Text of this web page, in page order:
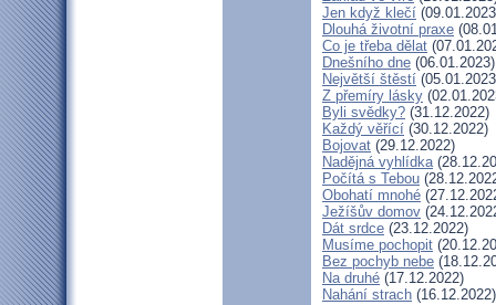
Jen když klečí
Dlouhá životní praxe
Co je třeba dělat
Dnešního dne (06.01.2023)
Největší štěstí
Z přemíry lásky
Byli svědky? (31.12.2022)
Každý věřící (30.12.2022)
Bojovat (29.12.2022)
Nadějná vyhlídka
Počítá s Tebou
Obohatí mnohé
Ježíšův domov
Dát srdce (23.12.2022)
Musíme pochopit
Bez pochyb nebe
Na druhé (17.12.2022)
Nahání strach (16.12.2022)